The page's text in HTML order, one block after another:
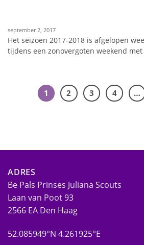
september 2, 2017
Het seizoen 2017-2018 is afgelopen
tijdens een zonovergoten weekend met
1 2 3 4 …
ADRES
Be Pals Prinses Juliana Scouts
Laan van Poot 93
2566 EA Den Haag
52.085949°N 4.261925°E